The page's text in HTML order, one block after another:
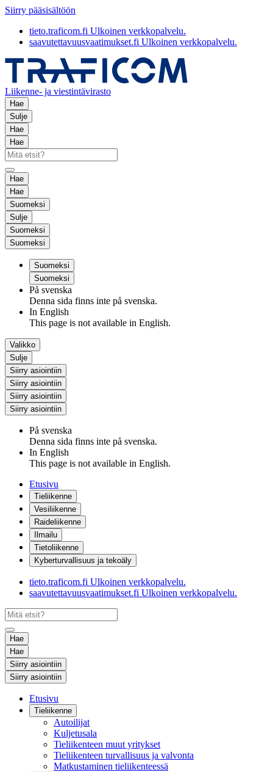
Siirry pääsisältöön
tieto.traficom.fi Ulkoinen verkkopalvelu.
saavutettavuusvaatimukset.fi Ulkoinen verkkopalvelu.
Liikenne- ja viestintävirasto
Hae
Sulje
Hae
Hae
Hae
Hae
Suomeksi
Sulje
Suomeksi
Suomeksi
Suomeksi
Suomeksi
På svenska
Denna sida finns inte på svenska.
In English
This page is not available in English.
Valikko
Sulje
Siirry asiointiin
Siirry asiointiin
Siirry asiointiin
Siirry asiointiin
På svenska
Denna sida finns inte på svenska.
In English
This page is not available in English.
Etusivu
Tieliikenne
Vesiliikenne
Raideliikenne
Ilmailu
Tietoliikenne
Kyberturvallisuus ja tekoäly
tieto.traficom.fi Ulkoinen verkkopalvelu.
saavutettavuusvaatimukset.fi Ulkoinen verkkopalvelu.
Hae
Hae
Siirry asiointiin
Siirry asiointiin
Etusivu
Tieliikenne
Autoilijat
Kuljetusala
Tieliikenteen muut yritykset
Tieliikenteen turvallisuus ja valvonta
Matkustaminen tieliikenteessä